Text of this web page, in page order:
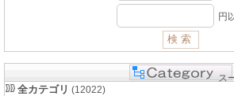
円
全カテゴリ (12022)
ス